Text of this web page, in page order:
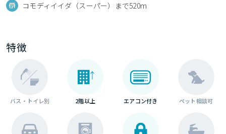
コモディイイダ（スーパー）まで520m
特徴
バス・トイレ別 2階以上 エアコン付き ペット相談可